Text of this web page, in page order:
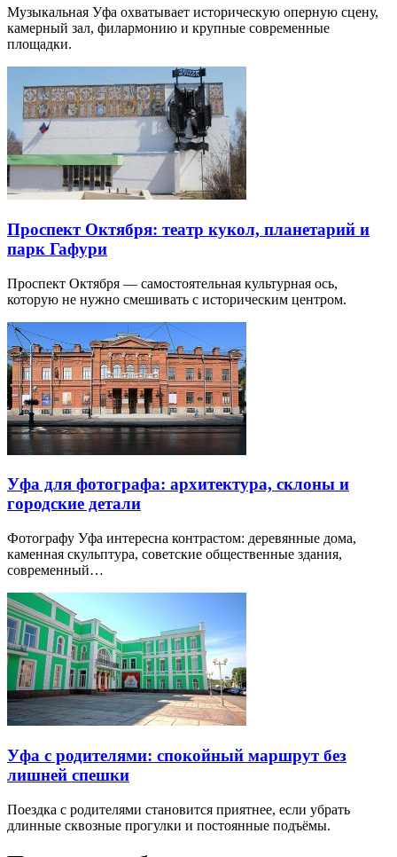
Музыкальная Уфа охватывает историческую оперную сцену,
камерный зал, филармонию и крупные современные
площадки.
Проспект Октября: театр кукол, планетарий и
парк Гафури
Проспект Октября — самостоятельная культурная ось,
которую не нужно смешивать с историческим центром.
Уфа для фотографа: архитектура, склоны и
городские детали
Фотографу Уфа интересна контрастом: деревянные дома,
каменная скульптура, советские общественные здания,
современный…
Уфа с родителями: спокойный маршрут без
лишней спешки
Поездка с родителями становится приятнее, если убрать
длинные сквозные прогулки и постоянные подъёмы.